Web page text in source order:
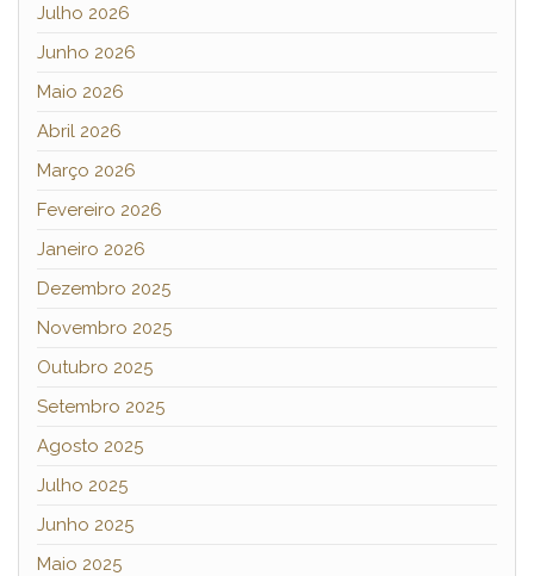
Julho 2026
Junho 2026
Maio 2026
Abril 2026
Março 2026
Fevereiro 2026
Janeiro 2026
Dezembro 2025
Novembro 2025
Outubro 2025
Setembro 2025
Agosto 2025
Julho 2025
Junho 2025
Maio 2025